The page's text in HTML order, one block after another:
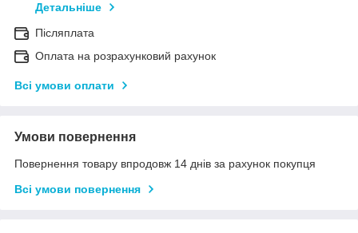
Детальніше
Післяплата
Оплата на розрахунковий рахунок
Всі умови оплати
Умови повернення
Повернення товару впродовж 14 днів за рахунок покупця
Всі умови повернення